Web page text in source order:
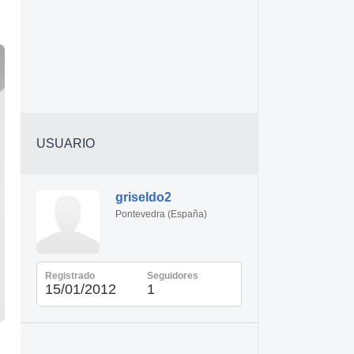
USUARIO
griseldo2
Pontevedra (España)
Registrado
15/01/2012
Seguidores
1